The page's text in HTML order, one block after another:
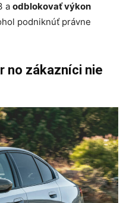
a odblokovať výkon
podniknúť právne
no zákazníci nie